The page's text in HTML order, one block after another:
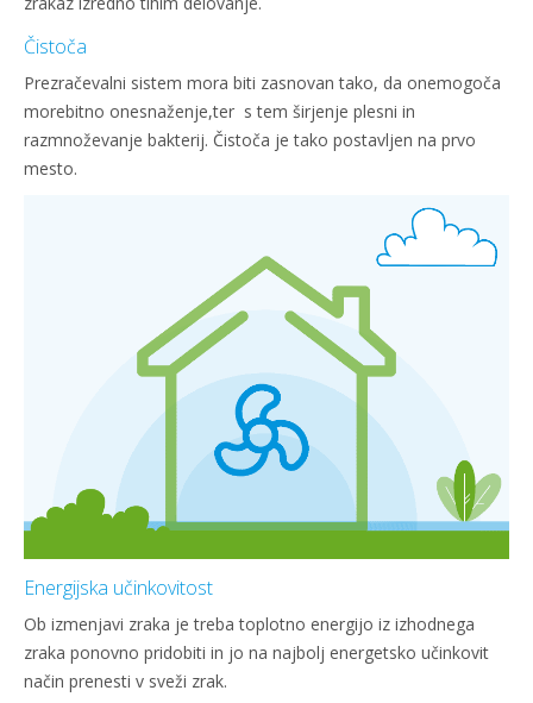
Čistoča
Prezračevalni sistem mora biti zasnovan tako, da onemogoča
morebitno onesnaženje,ter s tem širjenje plesni in
razmnoževanje bakterij. Čistoča je tako postavljen na prvo
mesto.
Energijska učinkovitost
Ob izmenjavi zraka je treba toplotno energijo iz izhodnega
zraka ponovno pridobiti in jo na najbolj energetsko učinkovit
način prenesti v sveži zrak.